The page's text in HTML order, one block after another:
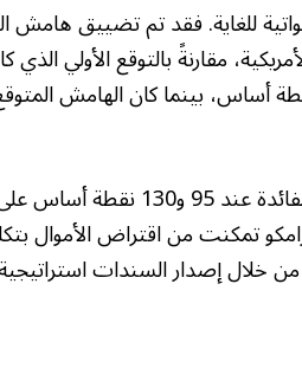
للغاية. فقد تم تضييق هامش
الأمريكية، مقارنةً بالتوقع الأولي الذي
أساس. وبالمثل، تم تسعير شريحة الـ5 سنوات عند 80 نقطة أساس، بينما كان الهامش
أما بالنسبة لسندات الـ10 سنوات والـ30 سنة، فقد تم تحديد سعر الفائدة عند 95 و130 نقطة
تمكنت من اقتراض الأموال
من خلال إصدار السندات